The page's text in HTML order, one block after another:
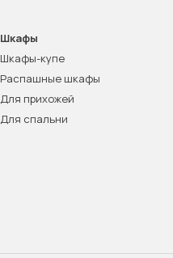
Шкафы
Шкафы-купе
Распашные шкафы
Для прихожей
Для спальни